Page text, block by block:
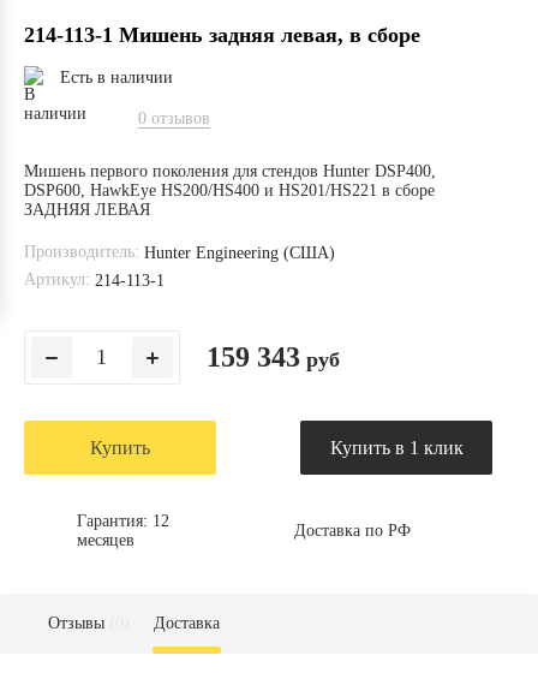
214-113-1 Мишень задняя левая, в сборе
Есть в наличии
0 отзывов
Мишень первого поколения для стендов Hunter DSP400,
DSP600, HawkEye HS200/HS400 и HS201/HS221 в сборе
ЗАДНЯЯ ЛЕВАЯ
Производитель: Hunter Engineering (США)
Артикул: 214-113-1
159 343 руб
Купить Купить в 1 клик
Гарантия: 12
месяцев
Доставка по РФ
Отзывы Доставка